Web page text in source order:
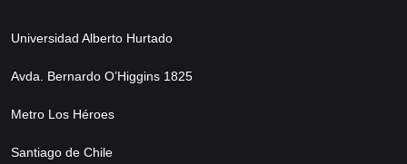
Universidad Alberto Hurtado
Avda. Bernardo O’Higgins 1825
Metro Los Héroes
Santiago de Chile